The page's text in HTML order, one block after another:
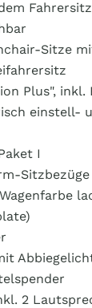
Fahrersitz
Sitze
Plus", inkl.
einstell-
I
2